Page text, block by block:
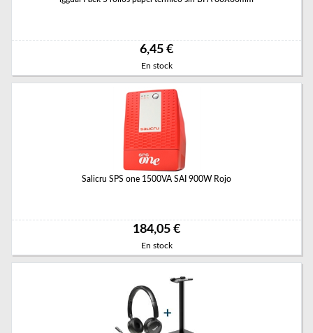
6,45 €
En stock
Salicru SPS one 1500VA SAI 900W Rojo
184,05 €
En stock